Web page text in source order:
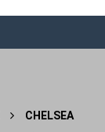
>
CHELSEA